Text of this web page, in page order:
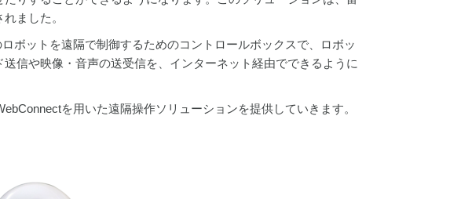
ました。
ボットを遠隔で制御するためのコントロールボックスで、ロボッ
信や映像・音声の送受信を、インターネット経由でできるように
を用いた遠隔操作ソリューションを提供していきます。